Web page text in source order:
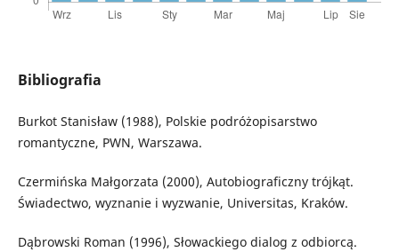
Bibliografia
Burkot Stanisław (1988), Polskie podróżopisarstwo
romantyczne, PWN, Warszawa.
Czermińska Małgorzata (2000), Autobiograficzny trójkąt.
Świadectwo, wyznanie i wyzwanie, Universitas, Kraków.
Dąbrowski Roman (1996), Słowackiego dialog z odbiorcą.